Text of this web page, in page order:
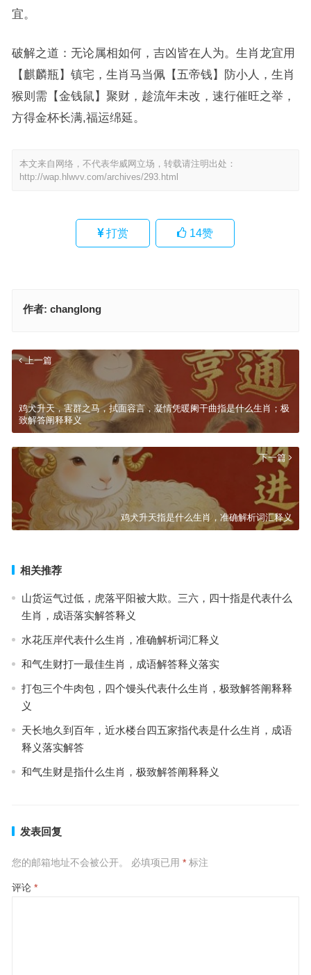
宜。
破解之道：无论属相如何，吉凶皆在人为。生肖龙宜用
【麒麟瓶】镇宅，生肖马当佩【五帝钱】防小人，生肖
猴则需【金钱鼠】聚财，趁流年未改，速行催旺之举，
方得金杯长满,福运绵延。
本文来自网络，不代表华威网立场，转载请注明出处：
http://wap.hlwvv.com/archives/293.html
打赏 14赞
作者: changlong
上一篇
鸡犬升天，害群之马，拭面容言，凝情凭暖阑干曲指是什么生肖；极
致解答阐释释义
下一篇
鸡犬升天指是什么生肖，准确解析词汇释义
相关推荐
山货运气过低，虎落平阳被大欺。三六，四十指是代表什么
生肖，成语落实解答释义
水花压岸代表什么生肖，准确解析词汇释义
和气生财打一最佳生肖，成语解答释义落实
打包三个牛肉包，四个馒头代表什么生肖，极致解答阐释释
义
天长地久到百年，近水楼台四五家指代表是什么生肖，成语
释义落实解答
和气生财是指什么生肖，极致解答阐释释义
发表回复
您的邮箱地址不会被公开。 必填项已用 *标注
评论 *